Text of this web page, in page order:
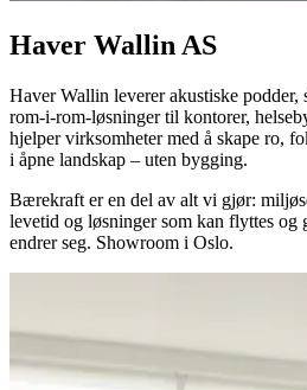
Haver Wallin AS
Haver Wallin leverer akustiske
rom-i-rom-løsninger til kontorer,
hjelper virksomheter med å skape ro,
i åpne landskap – uten bygging.
Bærekraft er en del av alt vi gjør:
levetid og løsninger som kan flyttes og
endrer seg. Showroom i Oslo.